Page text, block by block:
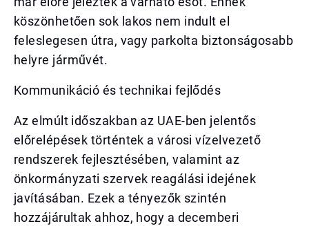
köszönhetően sok lakos nem indult el
feleslegesen útra, vagy parkolta biztonságosabb
helyre járművét.
Kommunikáció és technikai fejlődés
Az elmúlt időszakban az UAE-ben jelentős
előrelépések történtek a városi vízelvezető
rendszerek fejlesztésében, valamint az
önkormányzati szervek reagálási idejének
javításában. Ezek a tényezők szintén
hozzájárultak ahhoz, hogy a decemberi